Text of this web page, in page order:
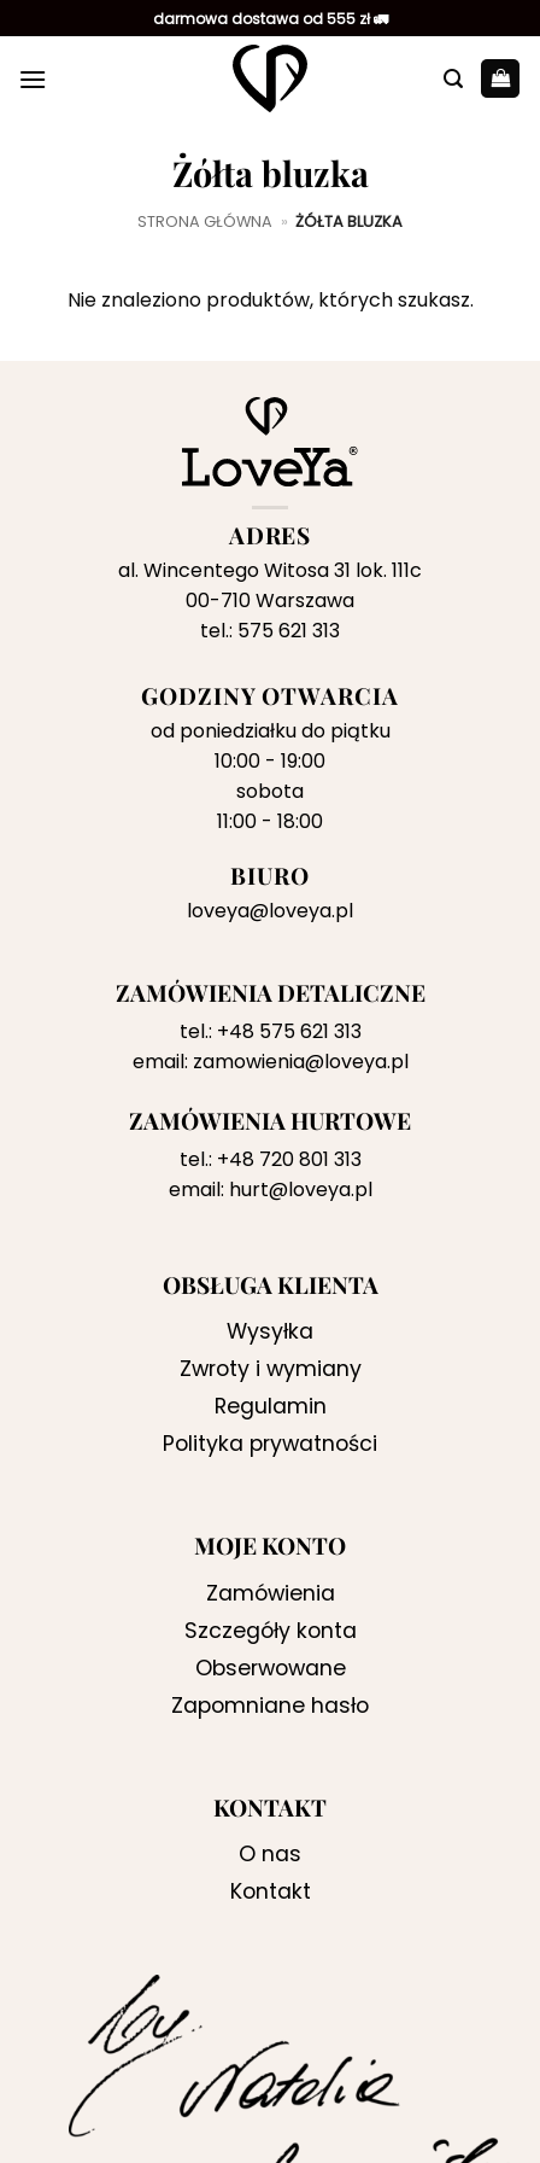
do
zawartości
darmowa dostawa od 555 zł 🚛
Żółta bluzka
STRONA GŁÓWNA » ŻÓŁTA BLUZKA
Nie znaleziono produktów, których szukasz.
ADRES
al. Wincentego Witosa 31 lok. 111c
00-710 Warszawa
tel.: 575 621 313
GODZINY OTWARCIA
od poniedziałku do piątku
10:00 - 19:00
sobota
11:00 - 18:00
BIURO
loveya@loveya.pl
ZAMÓWIENIA DETALICZNE
tel.: +48 575 621 313
email: zamowienia@loveya.pl
ZAMÓWIENIA HURTOWE
tel.: +48 720 801 313
email: hurt@loveya.pl
OBSŁUGA KLIENTA
Wysyłka
Zwroty i wymiany
Regulamin
Polityka prywatności
MOJE KONTO
Zamówienia
Szczegóły konta
Obserwowane
Zapomniane hasło
KONTAKT
O nas
Kontakt